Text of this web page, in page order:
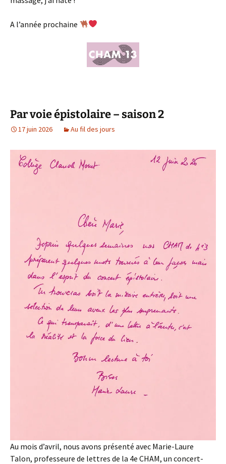
A l’année prochaine
Par voie épistolaire – saison 2
17 juin 2026 Au fil des jours
Au mois d’avril, nous avons présenté avec Marie-Laure
Talon, professeure de lettres de la 4e CHAM, un concert-